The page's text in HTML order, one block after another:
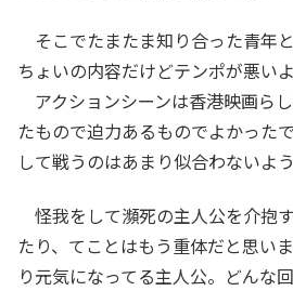
そこでたまたま知り合った青年
ちょいの内容だけどテンポが悪い
アクションシーンは香港映画ら
たもので迫力あるものでよかった
して戦うのはあまり似合わないよ
怪我をして瀕死の主人公を介抱
たり、てことはもう重体だと思い
り元気になってる主人公。どんな